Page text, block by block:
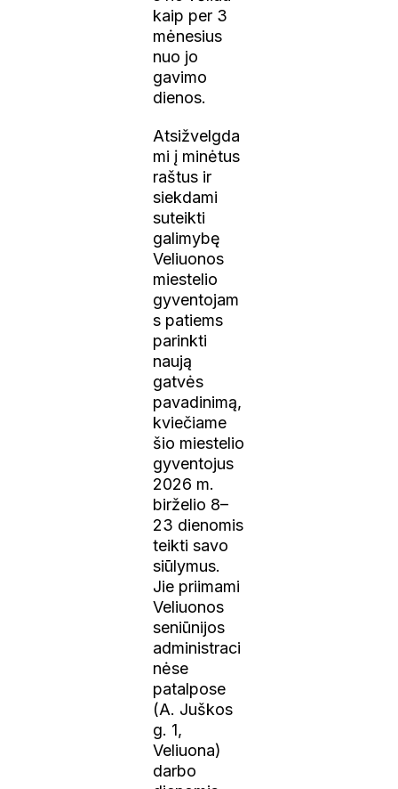
kaip per 3
mėnesius
nuo jo
gavimo
dienos.
Atsižvelgda
mi į minėtus
raštus ir
siekdami
suteikti
galimybę
Veliuonos
miestelio
gyventojam
s patiems
parinkti
naują
gatvės
pavadinimą,
kviečiame
šio miestelio
gyventojus
2026 m.
birželio 8–
23 dienomis
teikti savo
siūlymus.
Jie priimami
Veliuonos
seniūnijos
administraci
nėse
patalpose
(A. Juškos
g. 1,
Veliuona)
darbo